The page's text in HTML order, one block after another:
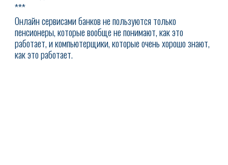
***
Онлайн сервисами банков не пользуются только
пенсионеры, которые вообще не понимают, как это
работает, и компьютерщики, которые очень хорошо знают,
как это работает.